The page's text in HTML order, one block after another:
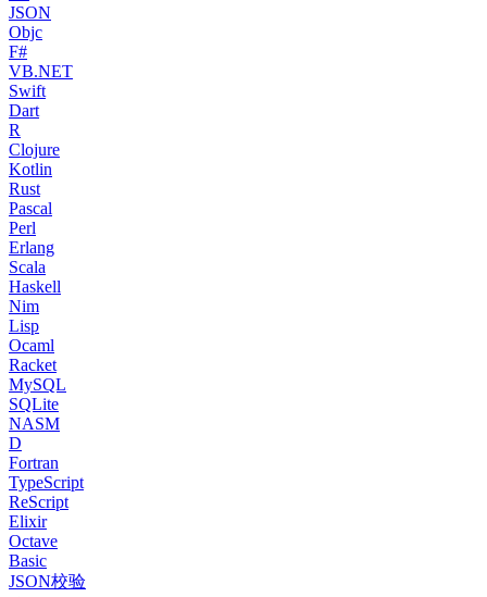
JSON
Objc
F#
VB.NET
Swift
Dart
R
Clojure
Kotlin
Rust
Pascal
Perl
Erlang
Scala
Haskell
Nim
Lisp
Ocaml
Racket
MySQL
SQLite
NASM
D
Fortran
TypeScript
ReScript
Elixir
Octave
Basic
JSON校验